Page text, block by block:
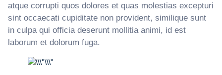
atque corrupti quos dolores et quas molestias excepturi
sint occaecati cupiditate non provident, similique sunt
in culpa qui officia deserunt mollitia animi, id est
laborum et dolorum fuga.